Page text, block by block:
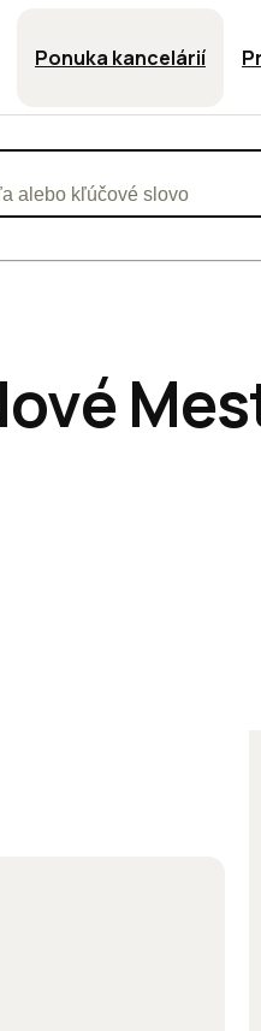
Ponuka kancelárií
alebo kľúčové slovo